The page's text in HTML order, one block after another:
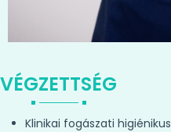
VÉGZETTSÉG
Klinikai fogászati higiénikus